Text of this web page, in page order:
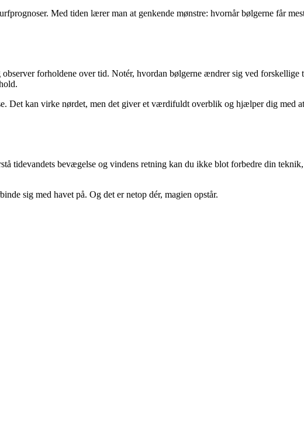
Med tiden lærer man at genkende mønstre: hvornår bølgerne får
forholdene over tid. Notér, hvordan bølgerne ændrer sig ved forskellige
Det kan virke nørdet, men det giver et værdifuldt overblik og hjælper dig med
tidevandets bevægelse og vindens retning kan du ikke blot forbedre din
sig med havet på. Og det er netop dér, magien opstår.